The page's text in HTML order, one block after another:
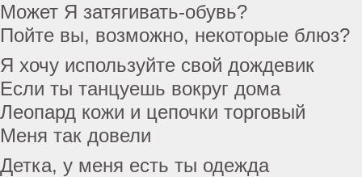
Может Я затягивать-обувь?
Пойте вы, возможно, некоторые блюз?
Я хочу используйте свой дождевик
Если ты танцуешь вокруг дома
Леопард кожи и цепочки торговый
Меня так довели
Детка, у меня есть ты одежда